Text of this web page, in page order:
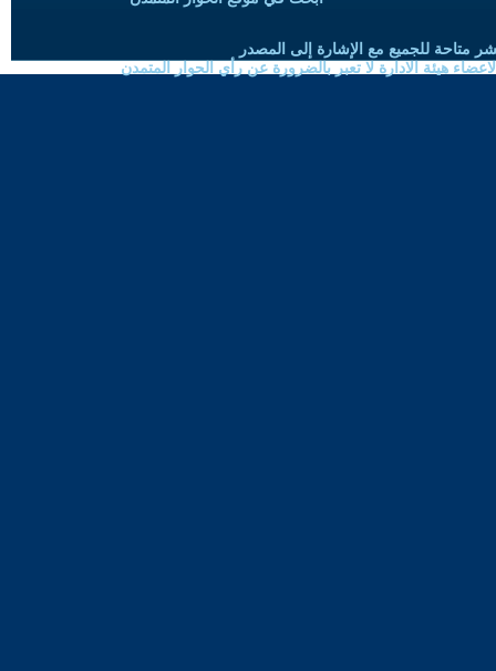
متاحة للجميع مع الإشارة إلى المصدر
هيئة الادارة لا تعبر بالضرورة عن رأي الحوار المتمدن